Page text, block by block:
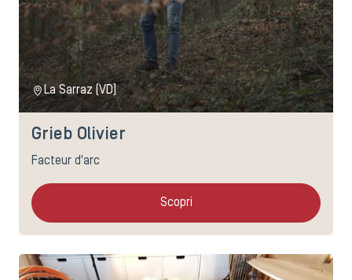
La Sarraz (VD)
Grieb Olivier
Facteur d'arc
Scopri